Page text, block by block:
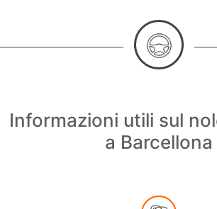
Informazioni utili sul
a Barcellona